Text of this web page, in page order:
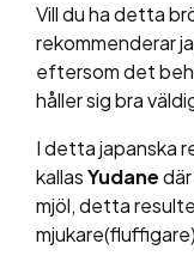
Vill du ha detta
rekommenderar
eftersom det
håller sig bra
I detta japanska
kallasYudane
mjöl, detta